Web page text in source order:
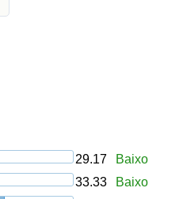
29.17
Baixo
33.33
Baixo